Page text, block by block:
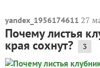
yandex_1956174611 27
Почему листья
края сохнут? 3